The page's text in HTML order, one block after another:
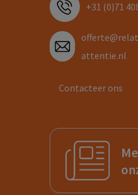
+31 (0)71
attentie.nl
Contacteer ons